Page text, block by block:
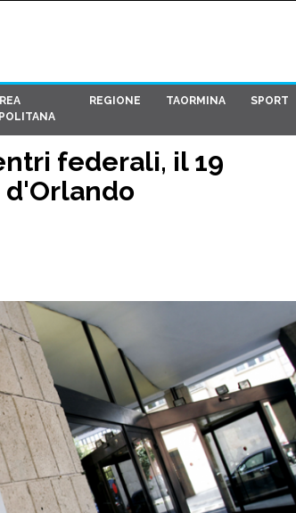
REGIONE TAORMINA SPORT
federali, il 19
d'Orlando